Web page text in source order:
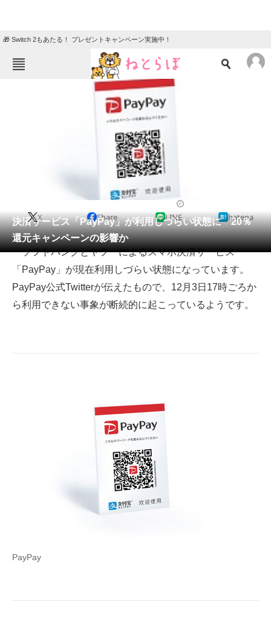
🎁 Switch 2もあたる！ プレゼントキャンペーン実施中！
ニュース
地域
教育・育児
リサーチ
会員記事
メディア
注目記事を集めた総合ページ
経営リーダーのコミュニティ
マーケ×ITの今がよく分かる
企業向けIT製品の総合サイト
決済サービス「PayPay」が利用しづらい状態に 20％
還元キャンペーンの影響か
X Share LINE hatena
ソフトバンクとヤフーによるスマホ決済サービス
「PayPay」が現在利用しづらい状態になっています。
PayPay公式Twitterが伝えたもので、12月3日17時ごろか
ら利用できない事象が断続的に起こっているようです。
PayPay